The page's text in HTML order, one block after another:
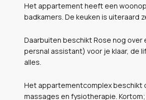
Het appartement heeft een
badkamers. De keuken is uiteraard
Daarbuiten beschikt Rose nog over
persnal assistant) voor je klaar, de
alles.
Het appartementcomplex beschikt
massages en fysiotherapie.